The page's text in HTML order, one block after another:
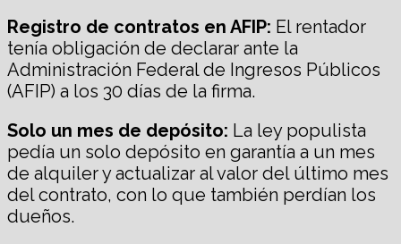
Registro de contratos en AFIP: El rentador
tenía obligación de declarar ante la
Administración Federal de Ingresos Públicos
(AFIP) a los 30 días de la firma.
Solo un mes de depósito: La ley populista
pedía un solo depósito en garantía a un mes
de alquiler y actualizar al valor del último mes
del contrato, con lo que también perdían los
dueños.